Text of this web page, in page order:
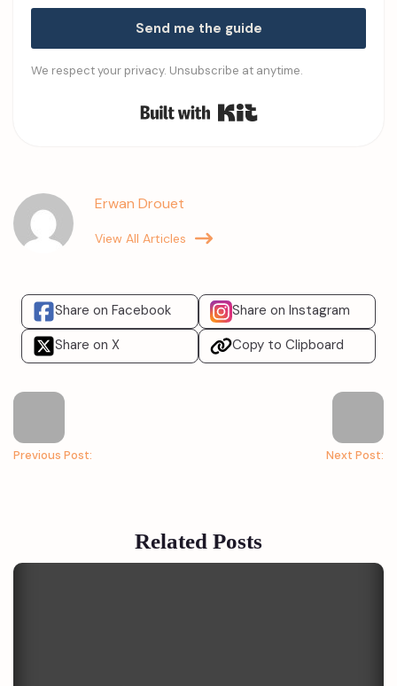
Send me the guide
We respect your privacy. Unsubscribe at anytime.
Erwan Drouet
View All Articles
Share on Facebook
Share on Instagram
Share on X
Copy to Clipboard
Previous Post: Next Post:
Related Posts